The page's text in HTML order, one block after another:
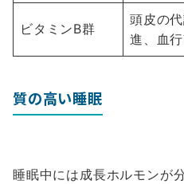
ビタミンB群
頭皮の
進、血
質の高い睡眠
睡眠中には成長ホルモンが